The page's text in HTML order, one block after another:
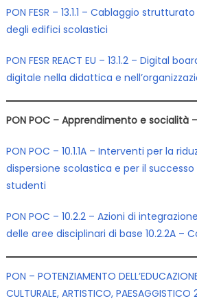
PON FESR – 13.1.1 – Cablaggio
degli edifici scolastici
PON FESR REACT EU – 13.1.2 – Digital
digitale nella didattica e
PON POC – Apprendimento e socialità –
PON POC – 10.1.1A – Interventi per la
dispersione scolastica e per il
studenti
PON POC – 10.2.2 – Azioni di
delle aree disciplinari di base 10.2.2A –
PON – POTENZIAMENTO
CULTURALE, ARTISTICO, PAESAGGISTICO